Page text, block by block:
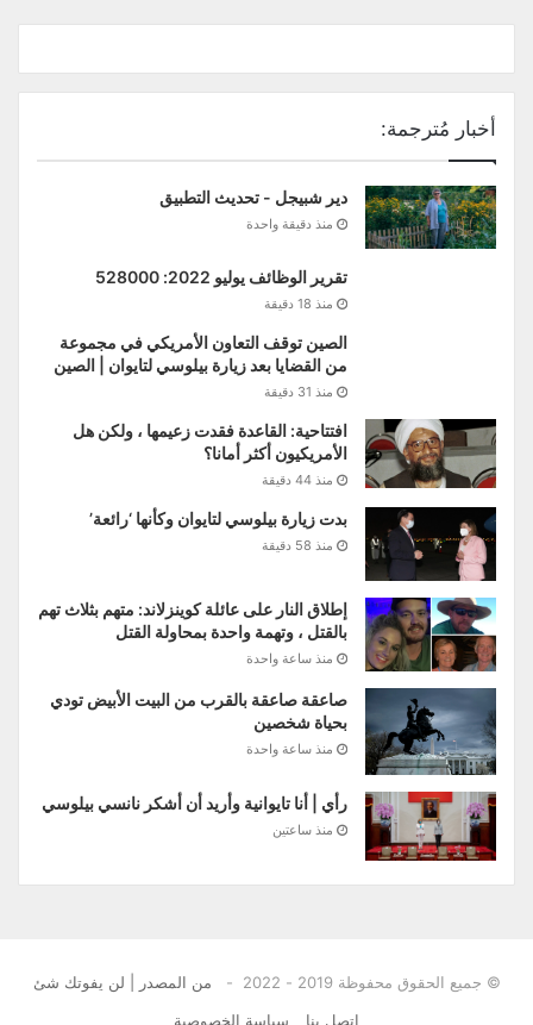
أخبار مُترجمة:
دير شبيجل - تحديث التطبيق
منذ دقيقة واحدة
تقرير الوظائف يوليو 2022: 528000
منذ 18 دقيقة
الصين توقف التعاون الأمريكي في مجموعة
من القضايا بعد زيارة بيلوسي لتايوان | الصين
منذ 31 دقيقة
افتتاحية: القاعدة فقدت زعيمها ، ولكن هل
الأمريكيون أكثر أمانا؟
منذ 44 دقيقة
بدت زيارة بيلوسي لتايوان وكأنها ‘رائعة’
منذ 58 دقيقة
إطلاق النار على عائلة كوينزلاند: متهم بثلاث تهم
بالقتل ، وتهمة واحدة بمحاولة القتل
منذ ساعة واحدة
صاعقة صاعقة بالقرب من البيت الأبيض تودي
بحياة شخصين
منذ ساعة واحدة
رأي | أنا تايوانية وأريد أن أشكر نانسي بيلوسي
منذ ساعتين
© جميع الحقوق محفوظة 2019 - 2022 -
من المصدر | لن يفوتك شئ
اتصل بنا
سياسة الخصوصية